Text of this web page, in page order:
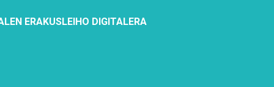
ERAKUSLEIHO DIGITALERA